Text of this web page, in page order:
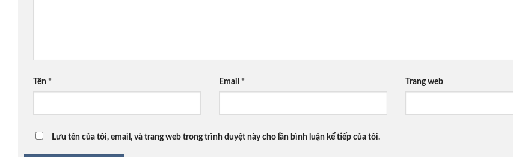
Tên * Email * Trang web
Lưu tên của tôi, email, và trang web trong trình duyệt này cho lần bình luận kế tiếp của tôi.